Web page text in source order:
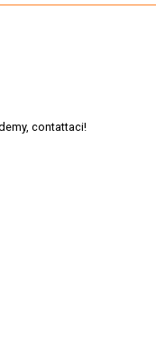
contattaci!